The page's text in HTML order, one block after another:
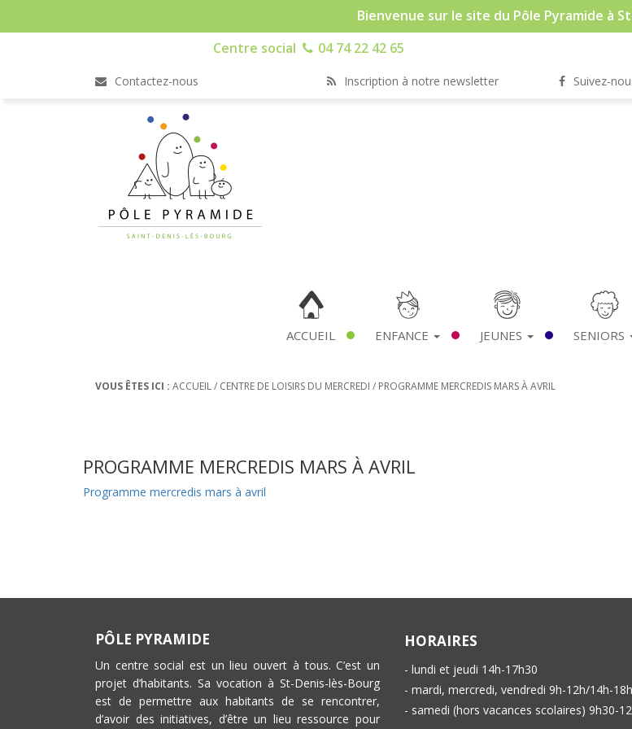
Bienvenue sur le site du Pôle Pyramide à
Centre social
04 74 22 42 65
Contactez-nous Inscription à notre newsletter Suivez-
ACCUEIL ENFANCE JEUNES SENIORS
VOUS ÊTES ICI : ACCUEIL/ CENTRE DE LOISIRS DU MERCREDI / PROGRAMME MERCREDIS MARS À AVRIL
PROGRAMME MERCREDIS MARS À AVRIL
Programme mercredis mars à avril
PÔLE PYRAMIDE
Un centre social est un lieu ouvert à tous. C’est un
projet d’habitants. Sa vocation à St-Denis-lès-Bourg
est de permettre aux habitants de se rencontrer,
d’avoir des initiatives, d’être un lieu ressource pour
HORAIRES
- lundi et jeudi 14h-17h30
- mardi, mercredi, vendredi 9h-12h/14h-18h
- samedi (hors vacances scolaires) 9h30-